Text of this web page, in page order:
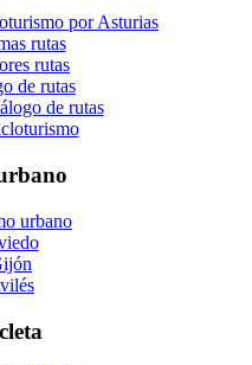
por Asturias
rutas
rutas
de rutas
de rutas
urbano